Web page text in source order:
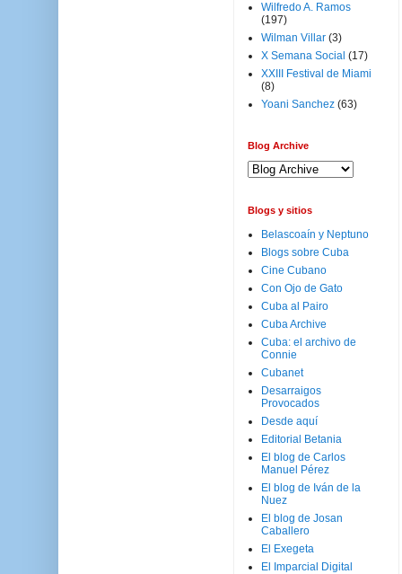
Wilfredo A. Ramos
(197)
Wilman Villar (3)
X Semana Social (17)
XXIII Festival de Miami
(8)
Yoani Sanchez (63)
Blog Archive
Blogs y sitios
Belascoaín y Neptuno
Blogs sobre Cuba
Cine Cubano
Con Ojo de Gato
Cuba al Pairo
Cuba Archive
Cuba: el archivo de
Connie
Cubanet
Desarraigos
Provocados
Desde aquí
Editorial Betania
El blog de Carlos
Manuel Pérez
El blog de Iván de la
Nuez
El blog de Josan
Caballero
El Exegeta
El Imparcial Digital